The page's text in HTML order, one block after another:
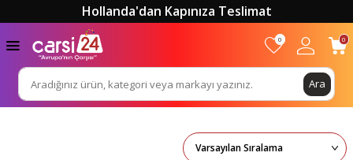
Hollanda'dan Kapınıza Teslimat
Ara
0 0